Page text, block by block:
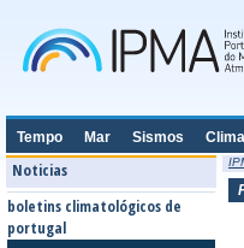
Tempo Mar Sismos Clima
Noticias
boletins climatológicos de
portugal